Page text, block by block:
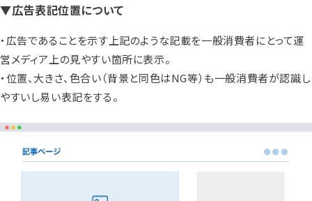
▼広告表記位置について
・広告であることを示す上記のような記載を一般消費者にとって運
営メディア上の見やすい箇所に表示。
・位置、大きさ、色合い（背景と同色はNG等）も一般消費者が認識し
やすいし易い表記をする。